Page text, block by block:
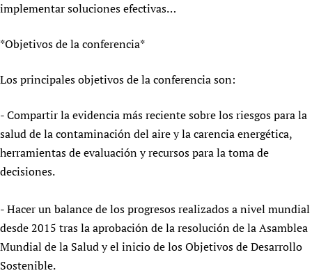
implementar soluciones efectivas…
*Objetivos de la conferencia*
Los principales objetivos de la conferencia son:
- Compartir la evidencia más reciente sobre los riesgos para la
salud de la contaminación del aire y la carencia energética,
herramientas de evaluación y recursos para la toma de
decisiones.
- Hacer un balance de los progresos realizados a nivel mundial
desde 2015 tras la aprobación de la resolución de la Asamblea
Mundial de la Salud y el inicio de los Objetivos de Desarrollo
Sostenible.